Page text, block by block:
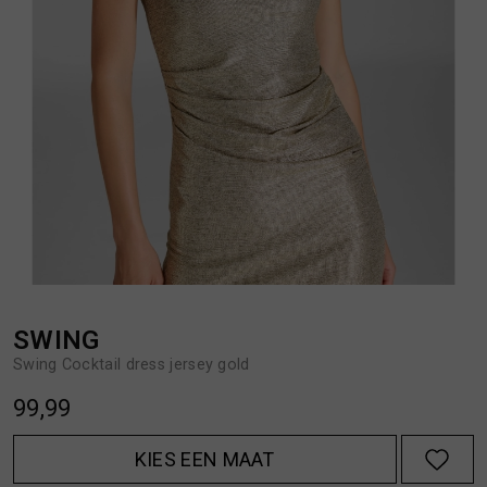
HANDSCHOENEN
OVERHEMDEN
SWING
Swing Cocktail dress jersey gold
99,99
KIES EEN MAAT